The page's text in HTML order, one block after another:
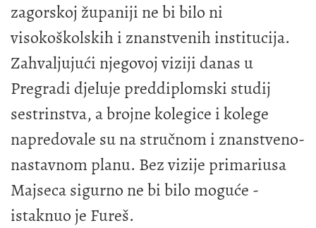
zagorskoj županiji ne bi bilo ni
visokoškolskih i znanstvenih institucija.
Zahvaljujući njegovoj viziji danas u
Pregradi djeluje preddiplomski studij
sestrinstva, a brojne kolegice i kolege
napredovale su na stručnom i znanstveno-
nastavnom planu. Bez vizije primariusa
Majseca sigurno ne bi bilo moguće -
istaknuo je Fureš.